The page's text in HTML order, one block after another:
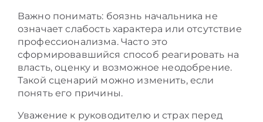
Важно понимать: боязнь начальника не
означает слабость характера или отсутствие
профессионализма. Часто это
сформировавшийся способ реагировать на
власть, оценку и возможное неодобрение.
Такой сценарий можно изменить, если
понять его причины.
Уважение к руководителю и страх перед